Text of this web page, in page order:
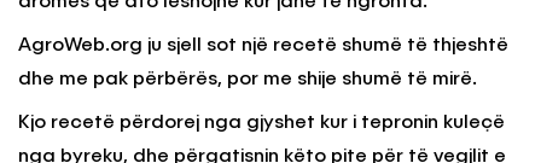
AgroWeb.org ju sjell sot një recetë shumë të thjeshtë
dhe me pak përbërës, por me shije shumë të mirë.
Kjo recetë përdorej nga gjyshet kur i tepronin kuleçë
nga byreku, dhe përgatisnin këto pite për të vegjlit e